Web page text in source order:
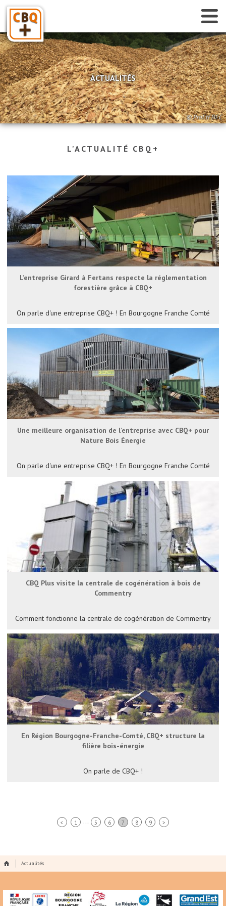
Accueil
Qui sommes-nous ?
Je suis gestionnaire de chaufferies
Annuaire des fournisseurs certifiés
Je suis fournisseur
ACTUALITÉS
© ProEtf BFC
L'ACTUALITÉ CBQ+
L’entreprise Girard à Fertans respecte la réglementation
forestière grâce à CBQ+
On parle d'une entreprise CBQ+ ! En Bourgogne Franche Comté
Une meilleure organisation de l’entreprise avec CBQ+ pour
Nature Bois Énergie
On parle d'une entreprise CBQ+ ! En Bourgogne Franche Comté
CBQ Plus visite la centrale de cogénération à bois de
Commentry
Comment fonctionne la centrale de cogénération de Commentry
éléments techniques de la visite du 19 novembre 2019
organisée par CBQ+ et le Groupe Coriance dans l'article du
Bioénergie International
En Région Bourgogne-Franche-Comté, CBQ+ structure la
filière bois-énergie
On parle de CBQ+ !
< 1 ... 5 6 7 8 9 >
Actualités